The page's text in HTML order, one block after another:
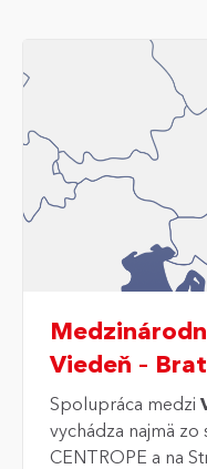
Viedeň –
Spolupráca medzi
vychádza najmä
CENTROPE a na